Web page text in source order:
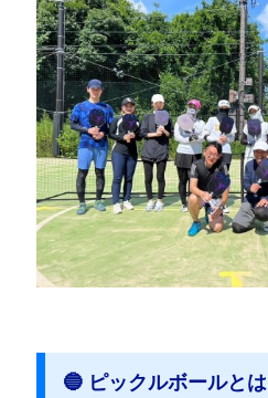
🔵 ピックルボールとは